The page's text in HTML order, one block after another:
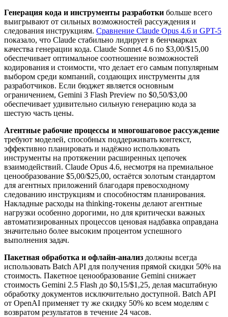
Генерация кода и инструменты разработки больше всего
выигрывают от сильных возможностей рассуждения и
следования инструкциям. Сравнение Claude Opus 4.6 и GPT-5
показало, что Claude стабильно лидирует в бенчмарках
качества генерации кода. Claude Sonnet 4.6 по $3,00/$15,00
обеспечивает оптимальное соотношение возможностей
кодирования и стоимости, что делает его самым популярным
выбором среди компаний, создающих инструменты для
разработчиков. Если бюджет является основным
ограничением, Gemini 3 Flash Preview по $0,50/$3,00
обеспечивает удивительно сильную генерацию кода за
шестую часть цены.
Агентные рабочие процессы и многошаговое рассуждение
требуют моделей, способных поддерживать контекст,
эффективно планировать и надёжно использовать
инструменты на протяжении расширенных цепочек
взаимодействий. Claude Opus 4.6, несмотря на премиальное
ценообразование $5,00/$25,00, остаётся золотым стандартом
для агентных приложений благодаря превосходному
следованию инструкциям и способностям планирования.
Накладные расходы на thinking-токены делают агентные
нагрузки особенно дорогими, но для критически важных
автоматизированных процессов ценовая надбавка оправдана
значительно более высоким процентом успешного
выполнения задач.
Пакетная обработка и офлайн-анализ должны всегда
использовать Batch API для получения прямой скидки 50% на
стоимость. Пакетное ценообразование Gemini снижает
стоимость Gemini 2.5 Flash до $0,15/$1,25, делая масштабную
обработку документов исключительно доступной. Batch API
от OpenAI применяет ту же скидку 50% ко всем моделям с
возвратом результатов в течение 24 часов.